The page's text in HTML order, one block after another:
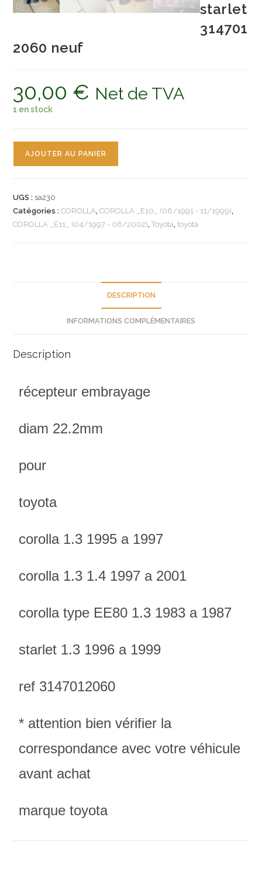
starlet
314701
2060 neuf
30,00 € Net de TVA
1 en stock
embrayage
toyota
AJOUTER AU PANIER
UGS : sa230
Catégories :COROLLA,COROLLA _E10_ (06/1991 - 11/1999),
COROLLA _E11_ (04/1997 - 06/2002),Toyota,toyota
DESCRIPTION
INFORMATIONS COMPLÉMENTAIRES
Description
récepteur embrayage
diam 22.2mm
pour
toyota
corolla 1.3 1995 a 1997
corolla 1.3 1.4 1997 a 2001
corolla type EE80 1.3 1983 a 1987
starlet 1.3 1996 a 1999
ref 3147012060
* attention bien vérifier la
correspondance avec votre véhicule
avant achat
marque toyota